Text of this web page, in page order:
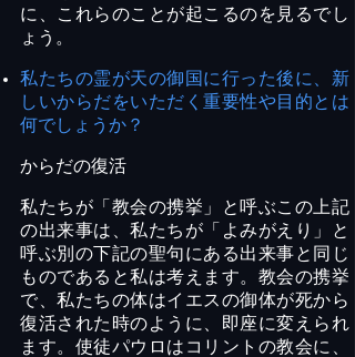
に、これらのことが起こるのを見るでし
ょう。
私たちの霊が天の御国に行った後に、新
しいからだをいただく重要性や目的とは
何でしょうか？
からだの復活
私たちが「教会の携挙」と呼ぶこの上記
の出来事は、私たちが「よみがえり」と
呼ぶ別の下記の聖句にある出来事と同じ
ものであると私は考えます。教会の携挙
で、私たちの体はイエスの御体が死から
復活された時のように、即座に変えられ
ます。使徒パウロはコリントの教会に、